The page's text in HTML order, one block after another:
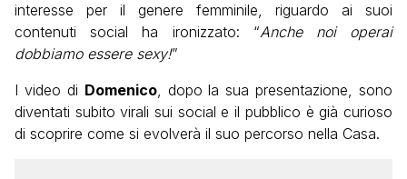
interesse per il genere femminile, riguardo ai suoi
contenuti social ha ironizzato: “Anche noi operai
dobbiamo essere sexy!”
I video di Domenico, dopo la sua presentazione, sono
diventati subito virali sui social e il pubblico è già curioso
di scoprire come si evolverà il suo percorso nella Casa.